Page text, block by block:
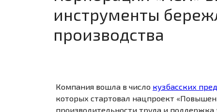
инструменты
производства
Компания вошла в число кузбасских
которых стартовал нацпроект
производительности труда и поддержка